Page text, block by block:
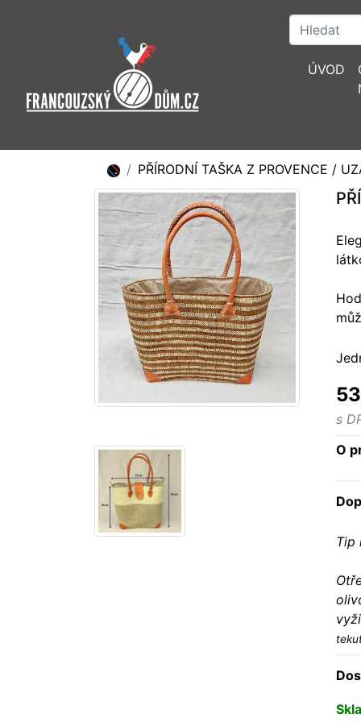
ÚVOD
PŘÍRODNÍ TAŠKA Z PROVENCE /
s
O
Tip